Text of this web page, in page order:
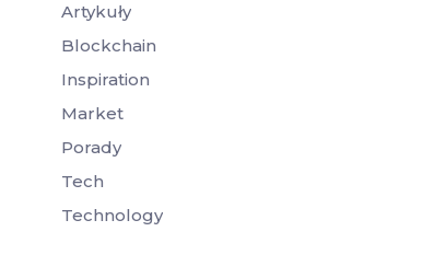
Artykuły
Blockchain
Inspiration
Market
Porady
Tech
Technology